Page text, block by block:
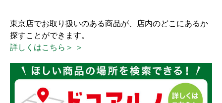
東京店でお取り扱いのある商品が、店内のどこにあるか
探すことができます。
詳しくはこちら＞ ＞